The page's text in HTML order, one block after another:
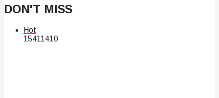
DON'T MISS
Hot
15411410